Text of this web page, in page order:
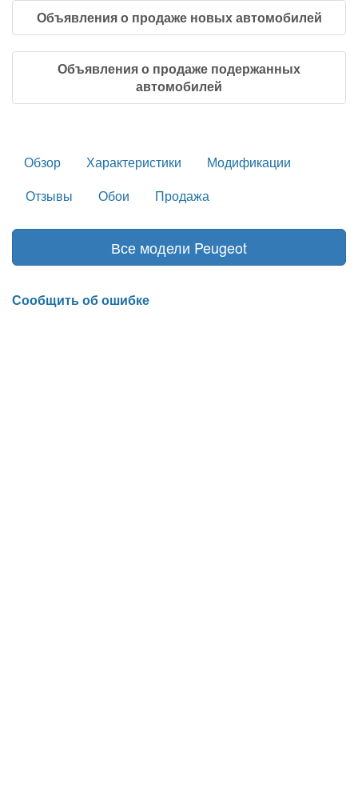
Объявления о продаже новых автомобилей
Объявления о продаже подержанных
автомобилей
Обзор Характеристики
Модификации
Отзывы
Обои Продажа
Все модели Peugeot
Сообщить об ошибке